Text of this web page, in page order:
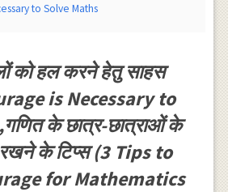
to Solve Maths
को हल करने हेतु साहस
is Necessary to
के छात्र-छात्राओं के
रखने के टिप्स (3 Tips to
for Mathematics